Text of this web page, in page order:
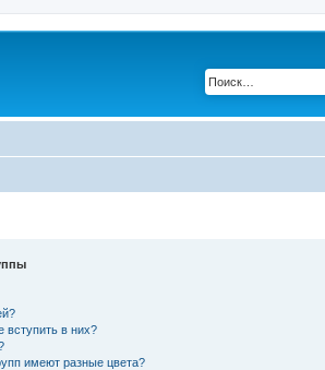
вступить в них?
имеют разные цвета?